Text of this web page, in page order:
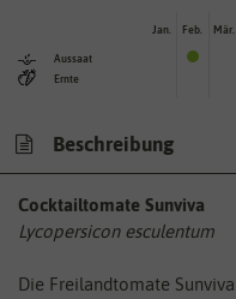
Aussaat
Ernte
Jan. Feb. Mär.
Beschreibung
Cocktailtomate Sunviva
Lycopersicon esculentum
Die Freilandtomate